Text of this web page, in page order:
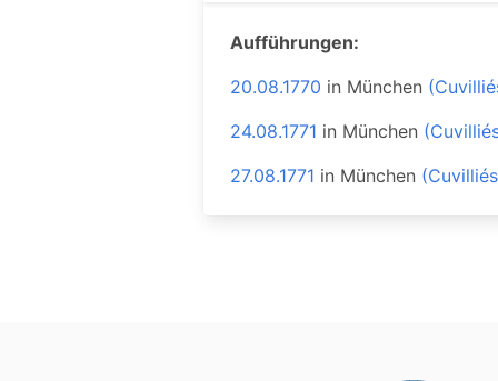
Aufführungen:
20.08.1770 in München
24.08.1771 in München
27.08.1771 in München